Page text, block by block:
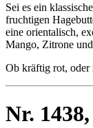
Sei es ein
fruchtigen
eine orientalisch,
Mango, Zitrone
Ob kräftig rot, oder
Nr. 1438,